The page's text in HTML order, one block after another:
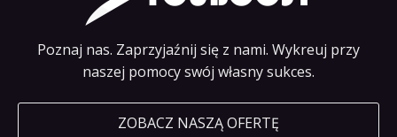
Poznaj nas. Zaprzyjaźnij się z nami. Wykreuj przy
naszej pomocy swój własny sukces.
ZOBACZ NASZĄ OFERTĘ